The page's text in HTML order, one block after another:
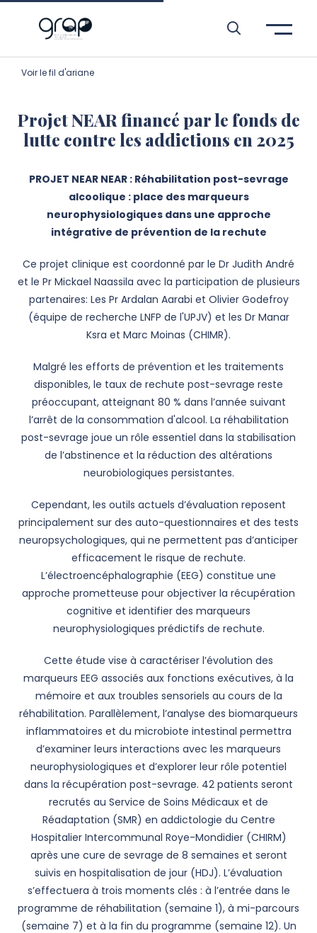
Aller à l’entête de page
Aller au menu principale
Aller au contenu principal
Aller à la recherche
Passer aux cookies
Aller au pied de page
Voir le fil d'ariane
Projet NEAR financé par le fonds de
lutte contre les addictions en 2025
PROJET NEAR NEAR : Réhabilitation post-sevrage
alcoolique : place des marqueurs
neurophysiologiques dans une approche
intégrative de prévention de la rechute
Ce projet clinique est coordonné par le Dr Judith André
et le Pr Mickael Naassila avec la participation de plusieurs
partenaires: Les Pr Ardalan Aarabi et Olivier Godefroy
(équipe de recherche LNFP de l'UPJV) et les Dr Manar
Ksra et Marc Moinas (CHIMR).
Malgré les efforts de prévention et les traitements
disponibles, le taux de rechute post-sevrage reste
préoccupant, atteignant 80 % dans l’année suivant
l’arrêt de la consommation d'alcool. La réhabilitation
post-sevrage joue un rôle essentiel dans la stabilisation
de l’abstinence et la réduction des altérations
neurobiologiques persistantes.
Cependant, les outils actuels d’évaluation reposent
principalement sur des auto-questionnaires et des tests
neuropsychologiques, qui ne permettent pas d’anticiper
efficacement le risque de rechute.
L’électroencéphalographie (EEG) constitue une
approche prometteuse pour objectiver la récupération
cognitive et identifier des marqueurs
neurophysiologiques prédictifs de rechute.
Cette étude vise à caractériser l’évolution des
marqueurs EEG associés aux fonctions exécutives, à la
mémoire et aux troubles sensoriels au cours de la
réhabilitation. Parallèlement, l’analyse des biomarqueurs
inflammatoires et du microbiote intestinal permettra
d’examiner leurs interactions avec les marqueurs
neurophysiologiques et d’explorer leur rôle potentiel
dans la récupération post-sevrage. 42 patients seront
recrutés au Service de Soins Médicaux et de
Réadaptation (SMR) en addictologie du Centre
Hospitalier Intercommunal Roye-Mondidier (CHIRM)
après une cure de sevrage de 8 semaines et seront
suivis en hospitalisation de jour (HDJ). L’évaluation
s’effectuera à trois moments clés : à l’entrée dans le
programme de réhabilitation (semaine 1), à mi-parcours
(semaine 7) et à la fin du programme (semaine 12). Un